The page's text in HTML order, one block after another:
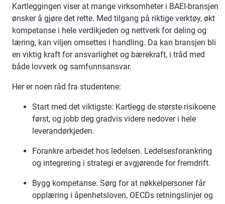
Kartleggingen viser at mange virksomheter i BAEI-bransjen
ønsker å gjøre det rette. Med tilgang på riktige verktøy, økt
kompetanse i hele verdikjeden og nettverk for deling og
læring, kan viljen omsettes i handling. Da kan bransjen bli
en viktig kraft for ansvarlighet og bærekraft, i tråd med
både lovverk og samfunnsansvar.
Her er noen råd fra studentene:
Start med det viktigste: Kartlegg de største risikoene
først, og jobb deg gradvis videre nedover i hele
leverandørkjeden.
Forankre arbeidet hos ledelsen. Ledelsesforankring
og integrering i strategi er avgjørende for fremdrift.
Bygg kompetanse. Sørg for at nøkkelpersoner får
opplæring i åpenhetsloven, OECDs retningslinjer og